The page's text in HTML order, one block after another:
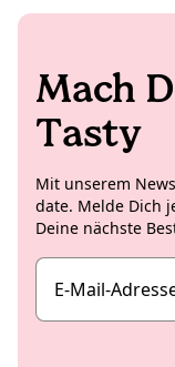
Studioküche auf
Mach
Tasty
Mit unserem
date. Melde Dich
Deine nächste
E-Mail-